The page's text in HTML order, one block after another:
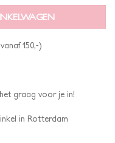
150,-)
graag voor je in!
in Rotterdam